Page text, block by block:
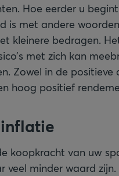
Hoe eerder u
is met andere
kleinere bedragen.
met zich kan
Zowel in de
hoog positief
koopkracht van uw
veel minder waard